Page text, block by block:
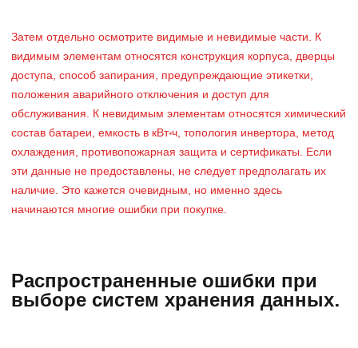
Затем отдельно осмотрите видимые и невидимые части. К
видимым элементам относятся конструкция корпуса, дверцы
доступа, способ запирания, предупреждающие этикетки,
положения аварийного отключения и доступ для
обслуживания. К невидимым элементам относятся химический
состав батареи, емкость в кВт·ч, топология инвертора, метод
охлаждения, противопожарная защита и сертификаты. Если
эти данные не предоставлены, не следует предполагать их
наличие. Это кажется очевидным, но именно здесь
начинаются многие ошибки при покупке.
Распространенные ошибки при
выборе систем хранения данных.